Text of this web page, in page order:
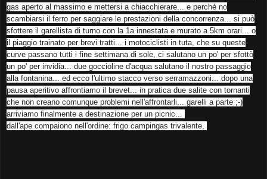
gas aperto al massimo e mettersi a chiacchierare... e perché no
scambiarsi il ferro per saggiare le prestazioni della concorrenza... si può
sfottere il garellista di turno con la 1a innestata e murato a 5km orari... o
il piaggio trainato per brevi tratti... i motociclisti in tuta, che su queste
curve passano tutti i fine settimana di sole, ci salutano un po' per sfottò
un po' per invidia... due goccioline d'acqua salutano il nostro passaggio
alla fontanina... ed ecco l'ultimo stacco verso serramazzoni... dopo una
pausa aperitivo affrontiamo il brevet... in pratica due salite con tornanti
che non creano comunque problemi nell'affrontarli... garelli a parte ;-)
arriviamo finalmente a destinazione per un picnic...
dall'ape compaiono nell'ordine: frigo campingas trivalente,